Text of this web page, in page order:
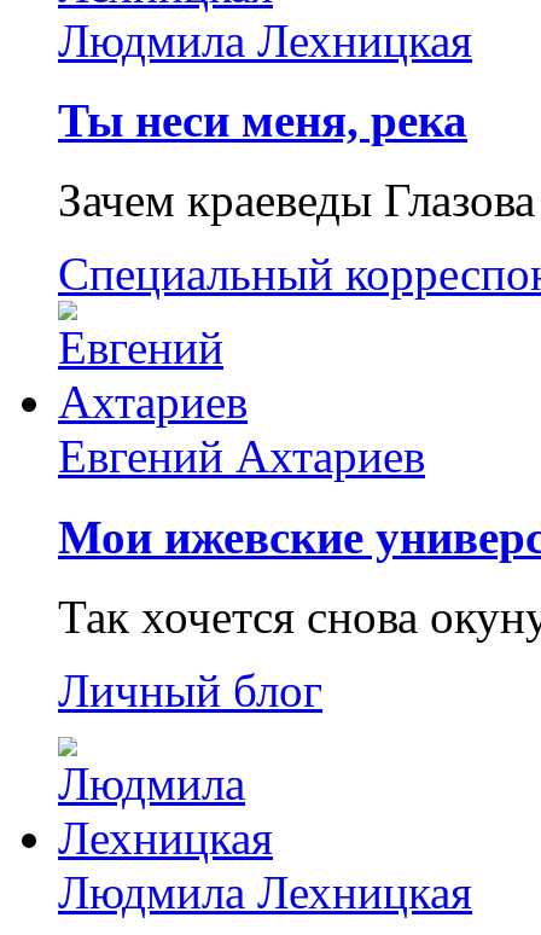
Людмила Лехницкая
Ты неси меня, река
Зачем краеведы
Специальный
Евгений Ахтариев
Мои ижевские
Так хочется снова
Личный блог
Людмила Лехницкая